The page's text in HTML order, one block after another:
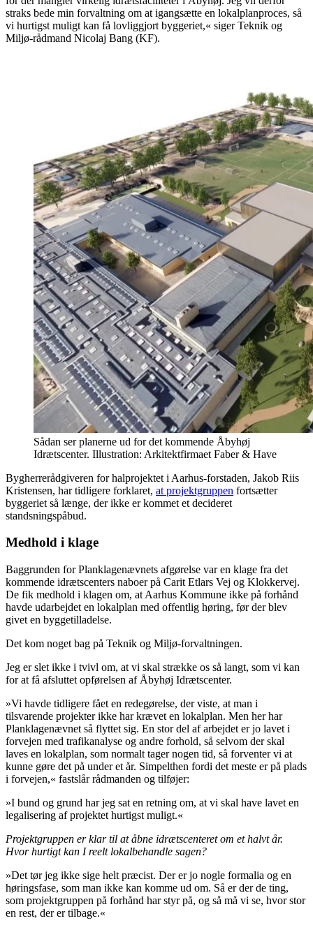
straks bede min forvaltning om at igangsætte en lokalplanproces, så
vi hurtigst muligt kan få lovliggjort byggeriet,« siger Teknik og
Miljø-rådmand Nicolaj Bang (KF).
Sådan ser planerne ud for det kommende Åbyhøj
Idrætscenter. Illustration: Arkitektfirmaet Faber & Have
Bygherrerådgiveren for halprojektet i Aarhus-forstaden, Jakob Riis
Kristensen, har tidligere forklaret, at projektgruppen fortsætter
byggeriet så længe, der ikke er kommet et decideret
standsningspåbud.
Medhold i klage
Baggrunden for Planklagenævnets afgørelse var en klage fra det
kommende idrætscenters naboer på Carit Etlars Vej og Klokkervej.
De fik medhold i klagen om, at Aarhus Kommune ikke på forhånd
havde udarbejdet en lokalplan med offentlig høring, før der blev
givet en byggetilladelse.
Det kom noget bag på Teknik og Miljø-forvaltningen.
Jeg er slet ikke i tvivl om, at vi skal strække os så langt, som vi kan
for at få afsluttet opførelsen af Åbyhøj Idrætscenter.
»Vi havde tidligere fået en redegørelse, der viste, at man i
tilsvarende projekter ikke har krævet en lokalplan. Men her har
Planklagenævnet så flyttet sig. En stor del af arbejdet er jo lavet i
forvejen med trafikanalyse og andre forhold, så selvom der skal
laves en lokalplan, som normalt tager nogen tid, så forventer vi at
kunne gøre det på under et år. Simpelthen fordi det meste er på plads
i forvejen,« fastslår rådmanden og tilføjer:
»I bund og grund har jeg sat en retning om, at vi skal have lavet en
legalisering af projektet hurtigst muligt.«
Projektgruppen er klar til at åbne idrætscenteret om et halvt år.
Hvor hurtigt kan I reelt lokalbehandle sagen?
»Det tør jeg ikke sige helt præcist. Der er jo nogle formalia og en
høringsfase, som man ikke kan komme ud om. Så er der de ting,
som projektgruppen på forhånd har styr på, og så må vi se, hvor stor
en rest, der er tilbage.«